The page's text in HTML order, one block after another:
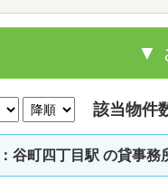
▼
該当物件
谷町四丁目駅 の貸事務